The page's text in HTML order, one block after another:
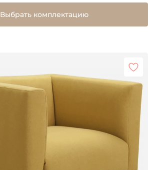
Выбрать комплектацию